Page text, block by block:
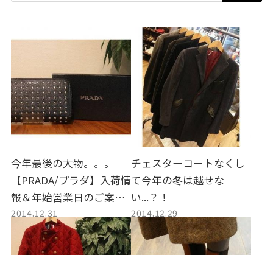
今年最後の大物。。。
【PRADA/プラダ】入荷情
報＆年始営業日のご案
内！
2014.12.31
チェスターコートなくし
て今年の冬は越せな
い...？！
2014.12.29